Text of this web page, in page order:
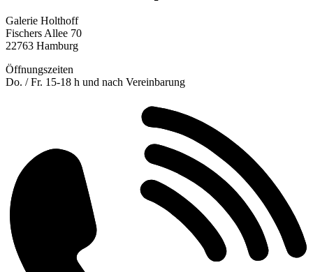
Galerie Holthoff
Fischers Allee 70
22763 Hamburg
Öffnungszeiten
Do. / Fr. 15-18 h und nach Vereinbarung